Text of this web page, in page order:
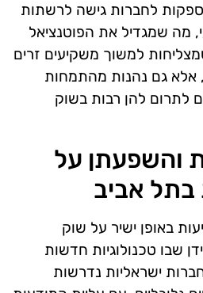
לחברות גישה לרשתות
מה שמגדיל את הפוטנציאל
למשוך משקיעים זרים
אלא גם נהנות מהתמחות
לתרום להן רבות בשוק
והשפעתן על
אביב
באופן ישיר על שוק
שבו טכנולוגיות חדשות
ישראליות נדרשות